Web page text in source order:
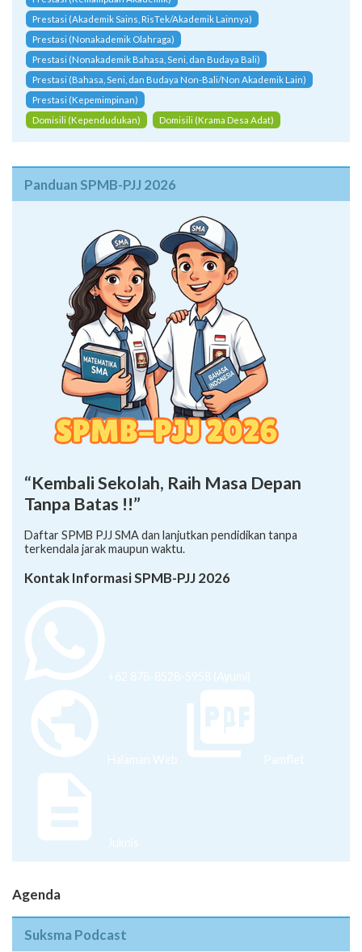
Prestasi (Akademik Sains, RisTek/Akademik Lainnya)
Prestasi (Nonakademik Olahraga)
Prestasi (Nonakademik Bahasa, Seni, dan Budaya Bali)
Prestasi (Bahasa, Seni, dan Budaya Non-Bali/Non Akademik Lain)
Prestasi (Kepemimpinan)
Domisili (Kependudukan)
Domisili (Krama Desa Adat)
Panduan SPMB-PJJ 2026
“Kembali Sekolah, Raih Masa Depan
Tanpa Batas !!”
Daftar SPMB PJJ SMA dan lanjutkan pendidikan tanpa
terkendala jarak maupun waktu.
Kontak Informasi SPMB-PJJ 2026
+62 878-8528-5958 (Ayumi)
Halaman Web Pamflet
Juknis
Agenda
Suksma Podcast